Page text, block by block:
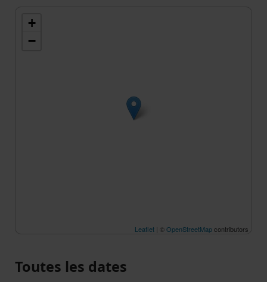
+
−
Leaflet | ©OpenStreetMapcontributors
Toutes les dates